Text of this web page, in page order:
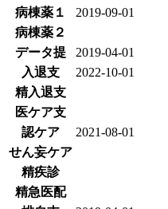
病棟薬１
2019-09-01
病棟薬２
データ提
2019-04-01
入退支
2022-10-01
精入退支
医ケア支
認ケア
2021-08-01
せん妄ケア
精疾診
精急医配